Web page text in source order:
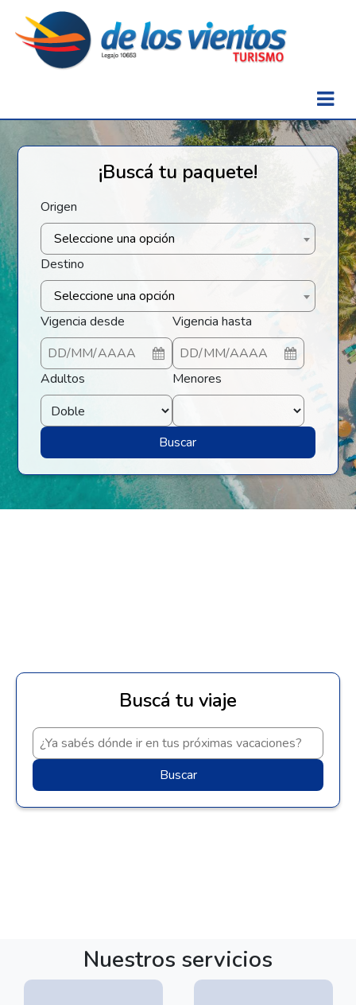
¡Buscá tu paquete!
Origen
Seleccione una opción
Destino
Seleccione una opción
Vigencia desde
Vigencia hasta
Adultos Menores
Buscar
Buscá tu viaje
Buscar
Nuestros servicios